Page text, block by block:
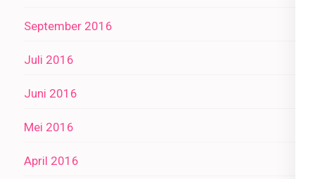
September 2016
Juli 2016
Juni 2016
Mei 2016
April 2016